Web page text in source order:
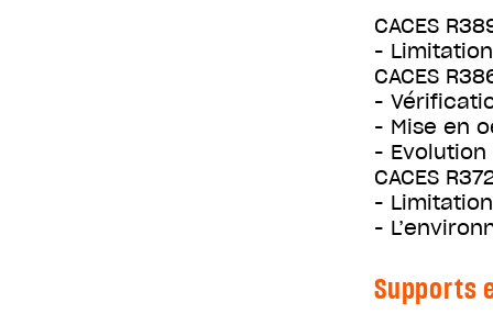
CACES
-
CACES
-
- Mise en
- Evolution
CACES
-
-
Supports